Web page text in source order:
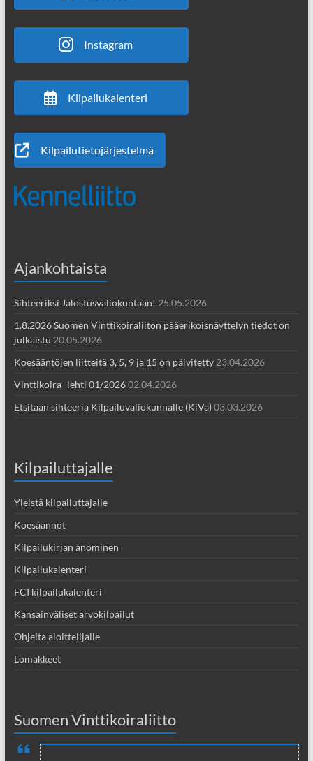
Instagram
Kilpailukalenteri
Kilpailutietojärjestelmä
Ajankohtaista
Sihteeriksi Jalostusvaliokuntaan! 25.05.2026
1.8.2026 Suomen Vinttikoiraliiton pääerikoisnäyttelyn tiedot on
julkaistu 20.05.2026
Koesääntöjen liitteitä 3, 5, 9 ja 15 on päivitetty 23.04.2026
Vinttikoira- lehti 01/202602.04.2026
Etsitään sihteeriä Kilpailuvaliokunnalle (KiVa)03.03.2026
Kilpailuttajalle
Yleistä kilpailuttajalle
Koesäännöt
Kilpailukirjan anominen
Kilpailukalenteri
FCI kilpailukalenteri
Kansainväliset arvokilpailut
Ohjeita aloittelijalle
Lomakkeet
Suomen Vinttikoiraliitto